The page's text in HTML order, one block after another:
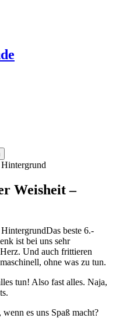
Weisheit –
Das beste 6.-
ist bei uns sehr
Und auch frittieren
ohne was zu tun.
tun! Also fast alles. Naja,
es uns Spaß macht?